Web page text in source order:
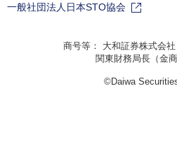
一般社団法人日本STO協会
商号等： 大和証券株式会
関東財務局長（金
©Daiwa